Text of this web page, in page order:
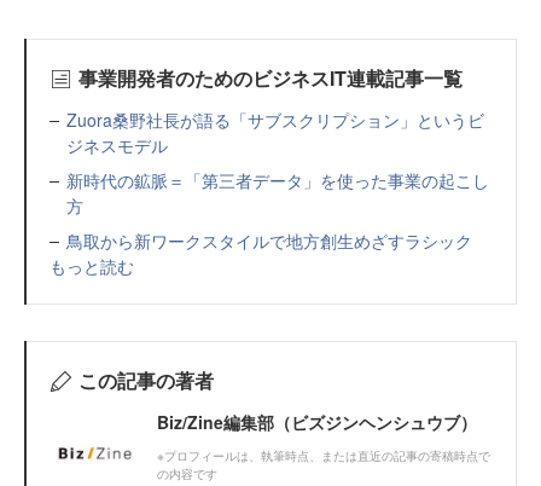
事業開発者のためのビジネスIT連載記事一覧
Zuora桑野社長が語る「サブスクリプション」というビ
ジネスモデル
新時代の鉱脈＝「第三者データ」を使った事業の起こし
方
鳥取から新ワークスタイルで地方創生めざすラシック
もっと読む
この記事の著者
Biz/Zine編集部（ビズジンヘンシュウブ）
※プロフィールは、執筆時点、または直近の記事の寄稿時点で
の内容です